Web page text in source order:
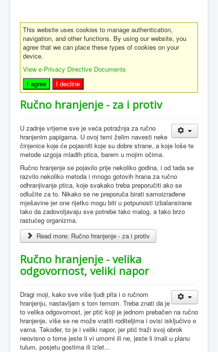
This website uses cookies to manage authentication,
navigation, and other functions. By using our website, you
agree that we can place these types of cookies on your
device.
View e-Privacy Directive Documents
I agree
I decline
Ručno hranjenje - za i protiv
U zadnje vrijeme sve je veća potražnja za ručno
hranjenim papigama. U ovoj temi želim navesti neke
činjenice koje će pojasniti koje su dobre strane, a koje loše te
metode uzgoja mladih ptica, barem u mojim očima.
Ručno hranjenje se pojavilo prije nekoliko godina, i od tada se
razvilo nekoliko metoda i mnogo gotovih hrana za ručno
odhranjivanje ptica, koje svakako treba preporučiti ako se
odlučite za to. Nikako se ne preporuča birati samoizrađene
mješavine jer one rijetko mogu biti u potpunosti izbalansirane
tako da zadovoljavaju sve potrebe tako malog, a tako brzo
rastućeg organizma.
Read more: Ručno hranjenje - za i protiv
Ručno hranjenje - velika
odgovornost, veliki napor
Dragi moji, kako sve više ljudi pita i o ručnom
hranjenju, nastavljam s tom temom. Treba znati da je
to velika odgovornost, jer ptić koji je jednom prebačen na ručno
hranjenje, više se ne može vratiti roditeljima i ovisi isključivo o
vama. Također, to je i veliki napor, jer ptić traži svoj obrok
neovisno o tome jeste li vi umorni ili ne, jeste li imali u planu
tulum, posjetu gostima ili izlet...